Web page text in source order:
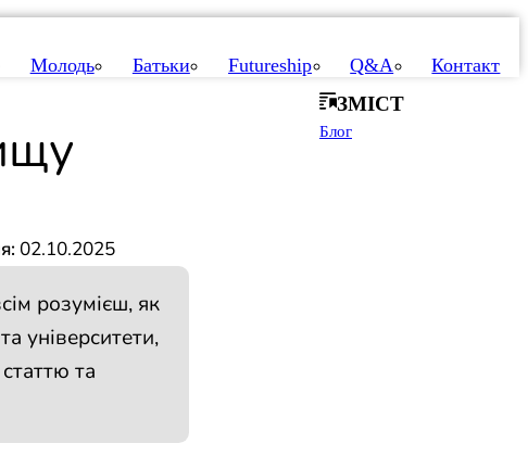
Молодь Батьки Futureship Q&A Контакт
ЗМІСТ
Блог
02.10.2025
розумієш, як
університети,
та